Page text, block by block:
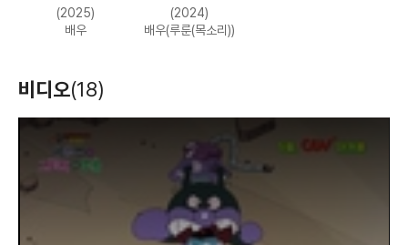
(2025)
배우
세균맨과 그림책의
루룬
(2024)
배우(루룬(목소리))
비디오(18)